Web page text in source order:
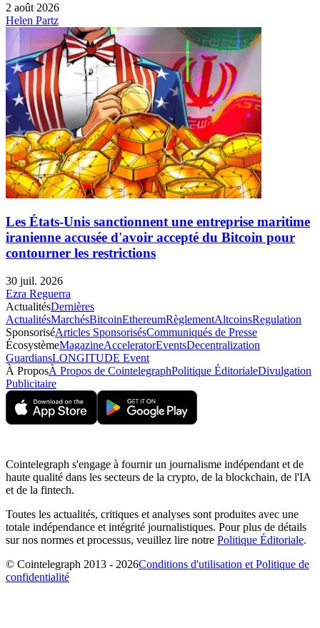
2 août 2026
Helen Partz
Les États-Unis sanctionnent une entreprise maritime
iranienne accusée d'avoir accepté du Bitcoin pour
contourner les restrictions
30 juil. 2026
Ezra Reguerra
ActualitésDernières
ActualitésMarchésBitcoinEthereumRèglementAltcoinsRegulation
SponsoriséArticles SponsorisésCommuniqués de Presse
ÉcosystèmeMagazineAcceleratorEventsDecentralization
GuardiansLONGITUDE Event
À ProposÀ Propos de CointelegraphPolitique ÉditorialeDivulgation
Publicitaire
Cointelegraph s'engage à fournir un journalisme indépendant et de
haute qualité dans les secteurs de la crypto, de la blockchain, de l'IA
et de la fintech.
Toutes les actualités, critiques et analyses sont produites avec une
totale indépendance et intégrité journalistiques. Pour plus de détails
sur nos normes et processus, veuillez lire notre Politique Éditoriale.
© Cointelegraph 2013 - 2026Conditions d'utilisation et Politique de
confidentialité